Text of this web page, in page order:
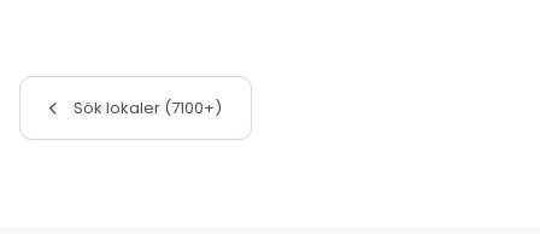
Sök lokaler (7100+)